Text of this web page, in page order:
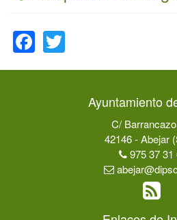
Facebook
Ayuntamiento
C/
42146 - Abejar
975 37 31